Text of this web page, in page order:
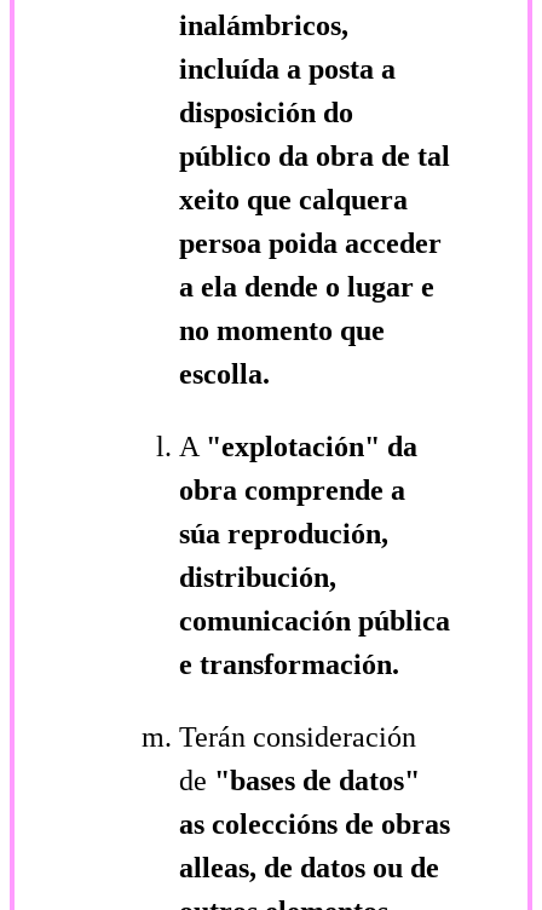
inalámbricos,
incluída a posta a
disposición do
público da obra de tal
xeito que calquera
persoa poida acceder
a ela dende o lugar e
no momento que
escolla.
A "explotación" da
obra comprende a
súa reprodución,
distribución,
comunicación pública
e transformación.
Terán consideración
de "bases de datos"
as coleccións de obras
alleas, de datos ou de